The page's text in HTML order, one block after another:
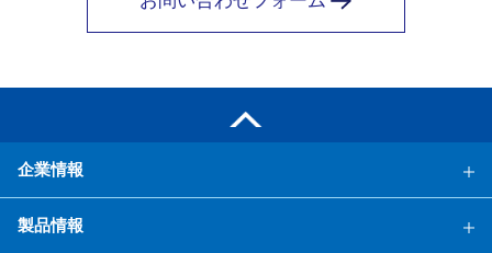
企業情報
製品情報